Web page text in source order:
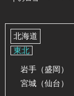
北海道
東北
岩手（盛岡）
宮城（仙台）